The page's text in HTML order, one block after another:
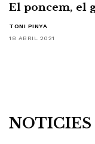
El poncem, el
TONI PINYA
18 ABRIL 2021
NOTÍCIES